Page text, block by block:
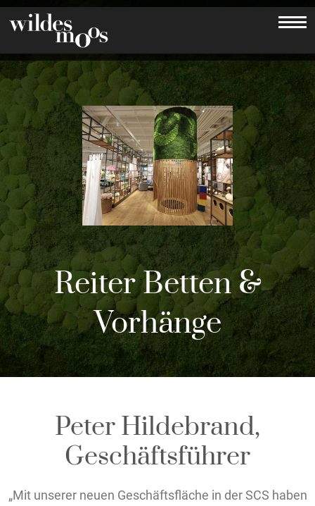
Reiter Betten &
Vorhänge
Peter Hildebrand,
Geschäftsführer
„Mit unserer neuen Geschäftsfläche in der SCS haben